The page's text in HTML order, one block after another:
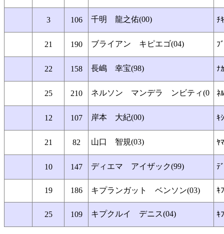
3 106 千明 龍之佑(00) ﾁ
21 190 ブライアン キピエゴ(04) ﾌ
22 158 長嶋 幸宝(98) ﾅ
25 210 ネルソン マンデラ ンビティ(0 ﾈ
12 107 岸本 大紀(00) ｷ
21 82 山口 智規(03) ﾔ
10 147 ディエマ アイザック(99) ﾃ
19 186 キプランガット ベンソン(03) ｷ
25 109 キプクルイ デニス(04) ｷ